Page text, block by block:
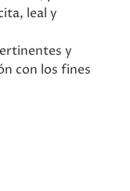
leal y
y
con los fines